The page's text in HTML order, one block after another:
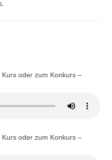
oder zum Konkurs –
oder zum Konkurs –